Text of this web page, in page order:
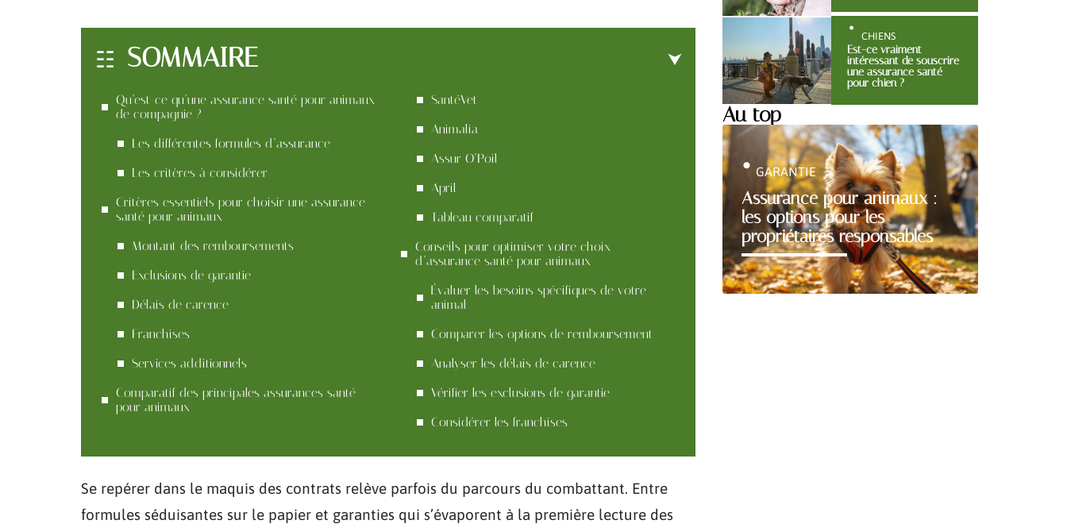
SOMMAIRE
Qu’est-ce qu’une assurance santé pour animaux
de compagnie ?
Les différentes formules d’assurance
Les critères à considérer
Critères essentiels pour choisir une assurance
santé pour animaux
Montant des remboursements
Exclusions de garantie
Délais de carence
Franchises
Services additionnels
Comparatif des principales assurances santé
pour animaux
SantéVet
Animalia
Assur O’Poil
April
Tableau comparatif
Conseils pour optimiser votre choix
d’assurance santé pour animaux
Évaluer les besoins spécifiques de votre
animal
Comparer les options de remboursement
Analyser les délais de carence
Vérifier les exclusions de garantie
Considérer les franchises
Se repérer dans le maquis des contrats relève parfois du parcours du combattant. Entre
formules séduisantes sur le papier et garanties qui s’évaporent à la première lecture des
CHIENS
Est-ce vraiment
intéressant de souscrire
une assurance santé
pour chien ?
Au top
Assurance pour animaux :
les options pour les
propriétaires responsables
GARANTIE